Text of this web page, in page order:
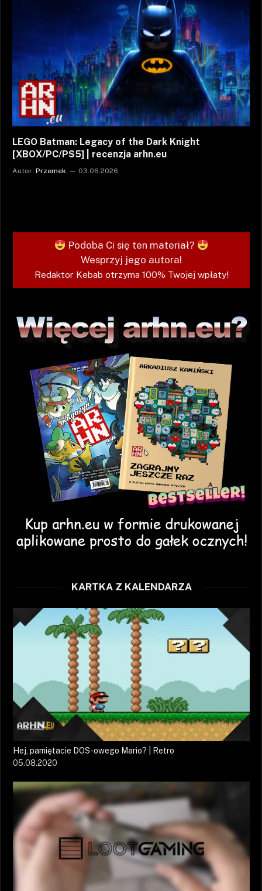
LEGO Batman: Legacy of the Dark Knight
[XBOX/PC/PS5] | recenzja arhn.eu
Autor: Przemek 03.06.2026
Podoba Ci się ten materiał?
Wesprzyj jego autora!
Redaktor Kebab otrzyma 100% Twojej wpłaty!
KARTKA Z KALENDARZA
Hej, pamiętacie DOS-owego Mario? | Retro
05.08.2020